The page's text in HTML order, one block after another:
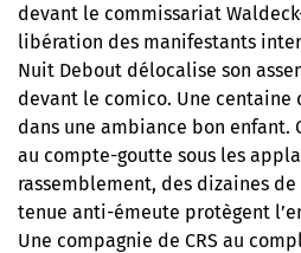
devant le commissariat
libération des manifestants
Nuit Debout délocalise son
devant le comico. Une centaine
dans une ambiance bon enfant.
au compte-goutte sous les
rassemblement, des dizaines
tenue anti-émeute protègent
Une compagnie de CRS au